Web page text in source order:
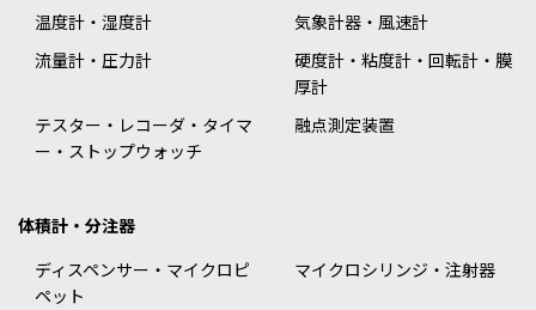
温度計・湿度計
気象計器・風速計
流量計・圧力計
硬度計・粘度計・回転計・膜
厚計
テスター・レコーダ・タイマ
ー・ストップウォッチ
融点測定装置
体積計・分注器
ディスペンサー・マイクロピ
ペット
マイクロシリンジ・注射器